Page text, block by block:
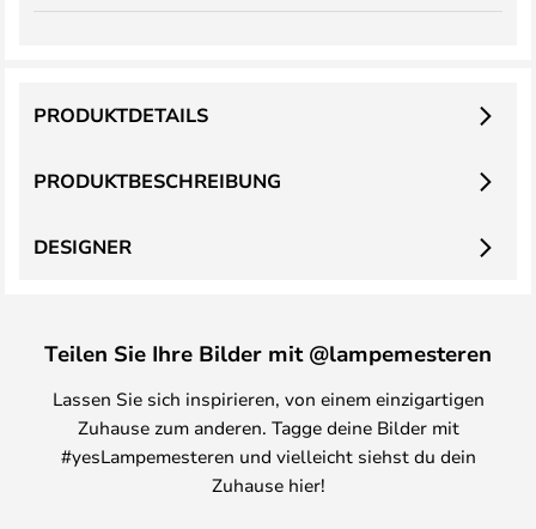
PRODUKTBESCHREIBUNG
PRODUKTDETAILS
DESIGNER
Teilen Sie Ihre Bilder mit @lampemesteren
Lassen Sie sich inspirieren, von einem einzigartigen
Zuhause zum anderen. Tagge deine Bilder mit
#yesLampemesteren und vielleicht siehst du dein
Zuhause hier!